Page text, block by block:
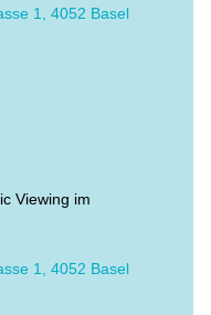
1, 4052 Basel
Viewing im
1, 4052 Basel